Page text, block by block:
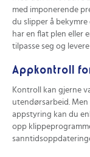
med imponerende
du slipper å
har en flat plen eller
tilpasse seg og
Appkontroll
Kontroll kan gjerne
utendørsarbeid. Men
appstyring kan du
opp